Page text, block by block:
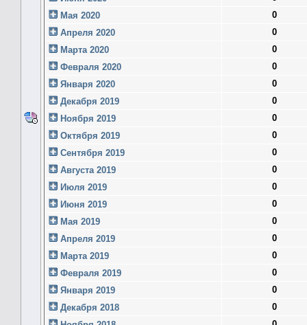
Мая 2020
0
Апреля 2020
0
Марта 2020
0
Февраля 2020
0
Января 2020
0
Декабря 2019
0
Ноября 2019
0
Октября 2019
0
Сентября 2019
0
Августа 2019
0
Июля 2019
0
Июня 2019
0
Мая 2019
0
Апреля 2019
0
Марта 2019
0
Февраля 2019
0
Января 2019
0
Декабря 2018
0